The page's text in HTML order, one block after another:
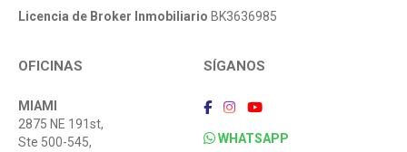
Licencia de Broker Inmobiliario BK3636985
OFICINAS
MIAMI
2875 NE 191st,
Ste 500-545,
SÍGANOS
WHATSAPP